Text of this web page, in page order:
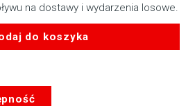
na dostawy i wydarzenia losowe.
do koszyka